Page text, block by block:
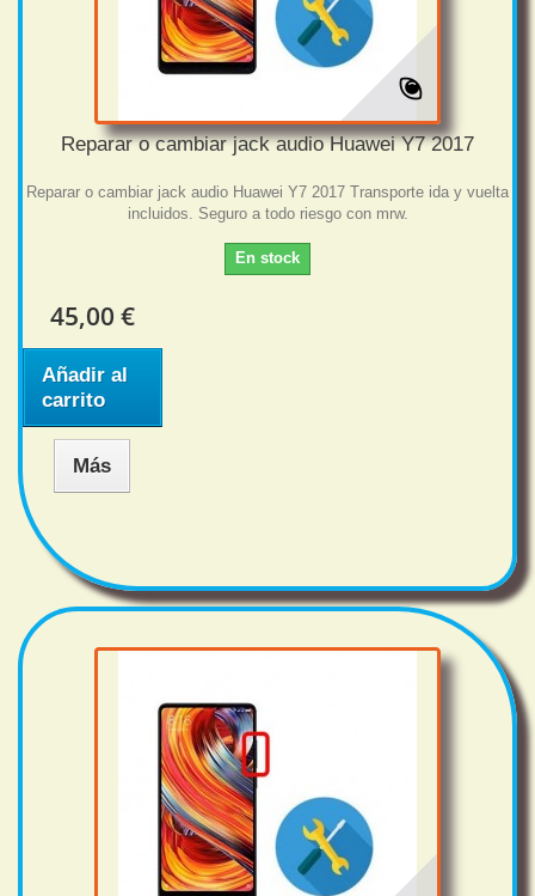
Reparar o cambiar jack audio Huawei Y7 2017
Reparar o cambiar jack audio Huawei Y7 2017 Transporte ida y vuelta
incluidos. Seguro a todo riesgo con mrw.
En stock
45,00 €
Añadir al
carrito
Más